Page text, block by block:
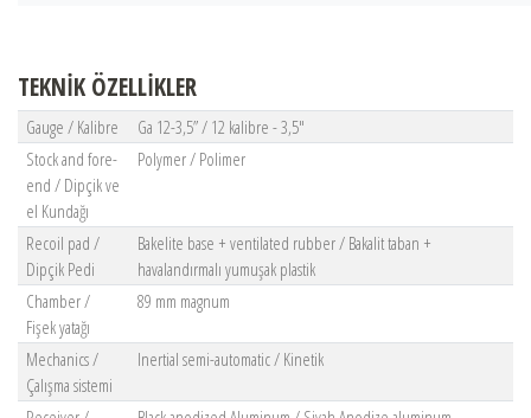
TEKNİK ÖZELLİKLER
Gauge / Kalibre
Ga 12-3,5” / 12 kalibre - 3,5"
Stock and fore-
end / Dipçik ve
el Kundağı
Polymer / Polimer
Recoil pad /
Dipçik Pedi
Bakelite base + ventilated rubber / Bakalit taban +
havalandırmalı yumuşak plastik
Chamber /
Fişek yatağı
89 mm magnum
Mechanics /
Çalışma sistemi
Inertial semi-automatic / Kinetik